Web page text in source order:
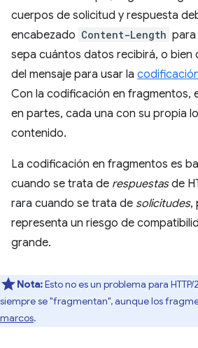
cuerpos de solicitud y respuesta
encabezado Content-Length
sepa cuántos datos recibirá, o bien
del mensaje para usar la
Con la codificación en fragmentos,
en partes, cada una con su propia
contenido.
La codificación en fragmentos es
cuando se trata de respuestasde
rara cuando se trata de solicitudes,
representa un riesgo de
grande.
Nota:Esto no es un problema para
siempre se "fragmentan", aunque los
marcos.